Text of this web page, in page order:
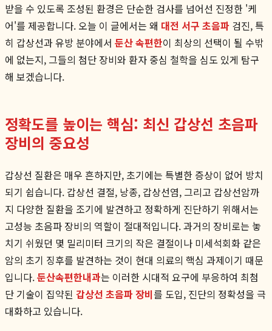
받을 수 있도록 조성된 환경은 단순한 검사를 넘어선 진정한 '케
어'를 제공합니다. 오늘 이 글에서는 왜 대전 서구 초음파 검진, 특
히 갑상선과 유방 분야에서 둔산 속편한이 최상의 선택이 될 수밖
에 없는지, 그들의 첨단 장비와 환자 중심 철학을 심도 있게 탐구
해 보겠습니다.
정확도를 높이는 핵심: 최신 갑상선 초음파
장비의 중요성
갑상선 질환은 매우 흔하지만, 초기에는 특별한 증상이 없어 방치
되기 쉽습니다. 갑상선 결절, 낭종, 갑상선염, 그리고 갑상선암까
지 다양한 질환을 조기에 발견하고 정확하게 진단하기 위해서는
고성능 초음파 장비의 역할이 절대적입니다. 과거의 장비로는 놓
치기 쉬웠던 몇 밀리미터 크기의 작은 결절이나 미세석회화 같은
암의 초기 징후를 발견하는 것이 현대 의료의 핵심 과제이기 때문
입니다.둔산속편한내과는 이러한 시대적 요구에 부응하여 최첨
단 기술이 집약된 갑상선 초음파 장비를 도입, 진단의 정확성을 극
대화하고 있습니다.